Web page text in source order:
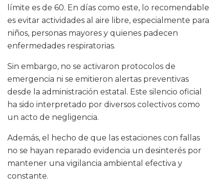
límite es de 60. En días como este, lo recomendable
es evitar actividades al aire libre, especialmente para
niños, personas mayores y quienes padecen
enfermedades respiratorias.
Sin embargo, no se activaron protocolos de
emergencia ni se emitieron alertas preventivas
desde la administración estatal. Este silencio oficial
ha sido interpretado por diversos colectivos como
un acto de negligencia.
Además, el hecho de que las estaciones con fallas
no se hayan reparado evidencia un desinterés por
mantener una vigilancia ambiental efectiva y
constante.